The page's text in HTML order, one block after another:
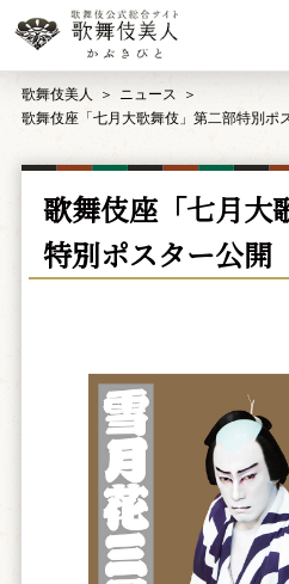
歌舞伎美人
ニュース
歌舞伎座「七月大歌舞伎」第二部特別ポ
歌舞伎座「七月大
特別ポスター公開